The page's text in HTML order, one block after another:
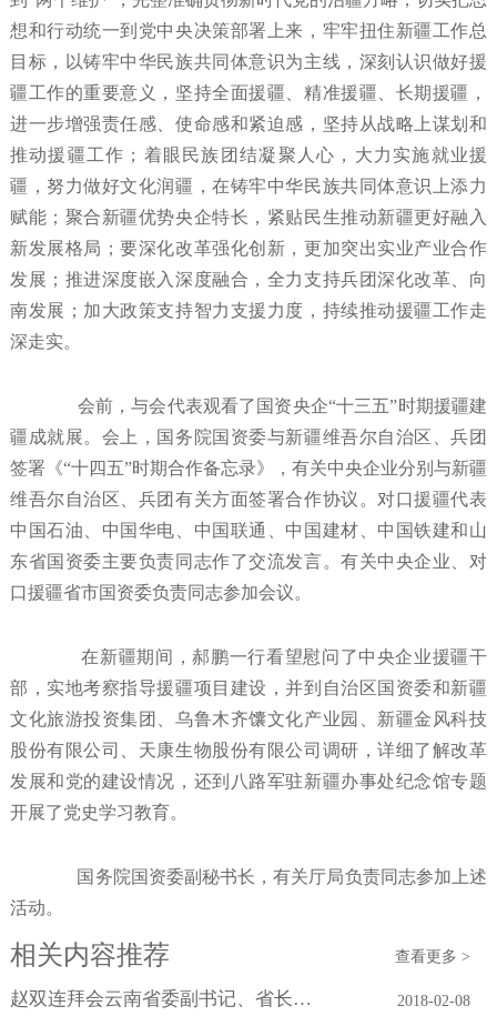
想和行动统一到党中央决策部署上来，牢牢扭住新疆工作总
目标，以铸牢中华民族共同体意识为主线，深刻认识做好援
疆工作的重要意义，坚持全面援疆、精准援疆、长期援疆，
进一步增强责任感、使命感和紧迫感，坚持从战略上谋划和
推动援疆工作；着眼民族团结凝聚人心，大力实施就业援
疆，努力做好文化润疆，在铸牢中华民族共同体意识上添力
赋能；聚合新疆优势央企特长，紧贴民生推动新疆更好融入
新发展格局；要深化改革强化创新，更加突出实业产业合作
发展；推进深度嵌入深度融合，全力支持兵团深化改革、向
南发展；加大政策支持智力支援力度，持续推动援疆工作走
深走实。
会前，与会代表观看了国资央企“十三五”时期援疆建
疆成就展。会上，国务院国资委与新疆维吾尔自治区、兵团
签署《“十四五”时期合作备忘录》，有关中央企业分别与新疆
维吾尔自治区、兵团有关方面签署合作协议。对口援疆代表
中国石油、中国华电、中国联通、中国建材、中国铁建和山
东省国资委主要负责同志作了交流发言。有关中央企业、对
口援疆省市国资委负责同志参加会议。
在新疆期间，郝鹏一行看望慰问了中央企业援疆干
部，实地考察指导援疆项目建设，并到自治区国资委和新疆
文化旅游投资集团、乌鲁木齐馕文化产业园、新疆金风科技
股份有限公司、天康生物股份有限公司调研，详细了解改革
发展和党的建设情况，还到八路军驻新疆办事处纪念馆专题
开展了党史学习教育。
国务院国资委副秘书长，有关厅局负责同志参加上述
活动。
相关内容推荐 查看更多 >
赵双连拜会云南省委副书记、省长阮成发 2018-02-08